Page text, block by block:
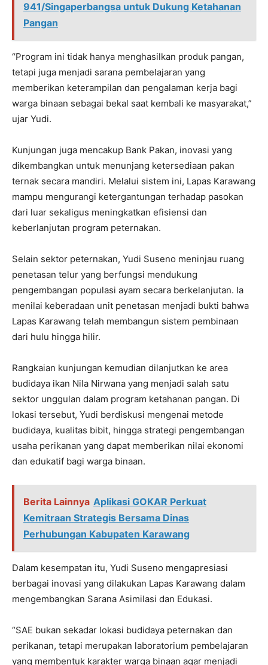
941/Singaperbangsa untuk Dukung Ketahanan
Pangan
“Program ini tidak hanya menghasilkan produk pangan,
tetapi juga menjadi sarana pembelajaran yang
memberikan keterampilan dan pengalaman kerja bagi
warga binaan sebagai bekal saat kembali ke masyarakat,”
ujar Yudi.
Kunjungan juga mencakup Bank Pakan, inovasi yang
dikembangkan untuk menunjang ketersediaan pakan
ternak secara mandiri. Melalui sistem ini, Lapas Karawang
mampu mengurangi ketergantungan terhadap pasokan
dari luar sekaligus meningkatkan efisiensi dan
keberlanjutan program peternakan.
Selain sektor peternakan, Yudi Suseno meninjau ruang
penetasan telur yang berfungsi mendukung
pengembangan populasi ayam secara berkelanjutan. Ia
menilai keberadaan unit penetasan menjadi bukti bahwa
Lapas Karawang telah membangun sistem pembinaan
dari hulu hingga hilir.
Rangkaian kunjungan kemudian dilanjutkan ke area
budidaya ikan Nila Nirwana yang menjadi salah satu
sektor unggulan dalam program ketahanan pangan. Di
lokasi tersebut, Yudi berdiskusi mengenai metode
budidaya, kualitas bibit, hingga strategi pengembangan
usaha perikanan yang dapat memberikan nilai ekonomi
dan edukatif bagi warga binaan.
Berita Lainnya Aplikasi GOKAR Perkuat
Kemitraan Strategis Bersama Dinas
Perhubungan Kabupaten Karawang
Dalam kesempatan itu, Yudi Suseno mengapresiasi
berbagai inovasi yang dilakukan Lapas Karawang dalam
mengembangkan Sarana Asimilasi dan Edukasi.
“SAE bukan sekadar lokasi budidaya peternakan dan
perikanan, tetapi merupakan laboratorium pembelajaran
yang membentuk karakter warga binaan agar menjadi